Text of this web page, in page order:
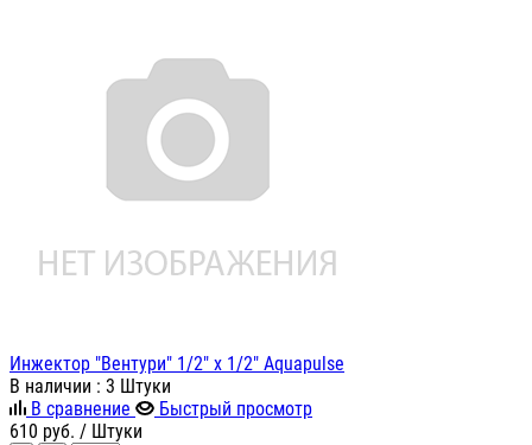
Инжектор "Вентури" 1/2" х 1/2" Aquapulse
В наличии : 3 Штуки
В сравнение
Быстрый просмотр
610 руб. / Штуки